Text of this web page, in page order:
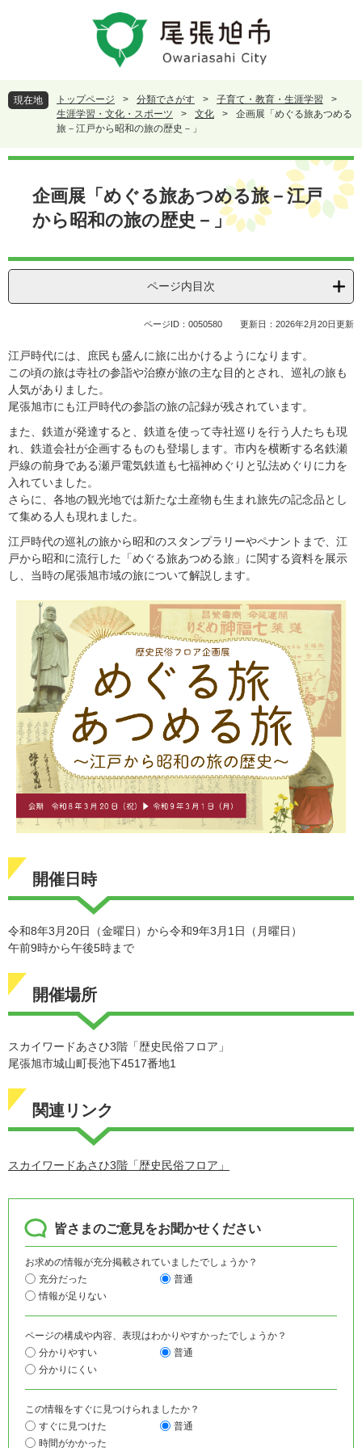
頭
で
飛
ば
本
現在地 トップページ > 分類でさがす > 子育て・教育・生涯学習
>
生涯学習・文化・スポーツ
> 文化 >
企画展「めぐる旅あつめる
旅－江戸から昭和の旅の歴史－」
本
企画展「めぐる旅あつめる旅－江戸
から昭和の旅の歴史－」
ページ内目次
ページID：0050580 更新日：2026年2月20日更新
江戸時代には、庶民も盛んに旅に出かけるようになります。
この頃の旅は寺社の参詣や治療が旅の主な目的とされ、巡礼の旅も
人気がありました。
尾張旭市にも江戸時代の参詣の旅の記録が残されています。
また、鉄道が発達すると、鉄道を使って寺社巡りを行う人たちも現
れ、鉄道会社が企画するものも登場します。市内を横断する名鉄瀬
戸線の前身である瀬戸電気鉄道も七福神めぐりと弘法めぐりに力を
入れていました。
さらに、各地の観光地では新たな土産物も生まれ旅先の記念品とし
て集める人も現れました。
江戸時代の巡礼の旅から昭和のスタンプラリーやペナントまで、江
戸から昭和に流行した「めぐる旅あつめる旅」に関する資料を展示
し、当時の尾張旭市域の旅について解説します。
開催日時
令和8年3月20日（金曜日）から令和9年3月1日（月曜日）
午前9時から午後5時まで
開催場所
スカイワードあさひ3階「歴史民俗フロア」
尾張旭市城山町長池下4517番地1
関連リンク
スカイワードあさひ3階「歴史民俗フロア」
皆さまのご意見をお聞かせください
お求めの情報が充分掲載されていましたでしょうか？
充分だった
普通
情報が足りない
ページの構成や内容、表現はわかりやすかったでしょうか？
分かりやすい
普通
分かりにくい
この情報をすぐに見つけられましたか？
すぐに見つけた
普通
時間がかかった